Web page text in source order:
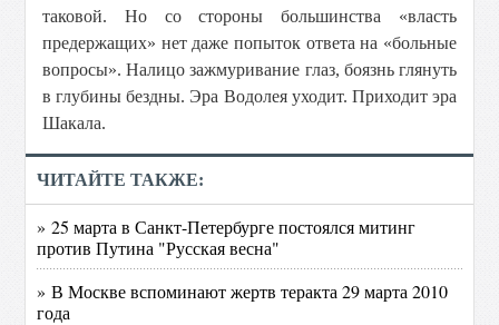
таковой. Но со стороны большинства «власть
предержащих» нет даже попыток ответа на «больные
вопросы». Налицо зажмуривание глаз, боязнь глянуть
в глубины бездны. Эра Водолея уходит. Приходит эра
Шакала.
ЧИТАЙТЕ ТАКЖЕ:
» 25 марта в Санкт-Петербурге постоялся митинг
против Путина "Русская весна"
» В Москве вспоминают жертв теракта 29 марта 2010
года